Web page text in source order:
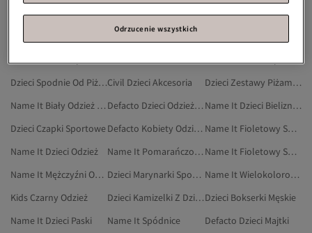
Dzieci Bielizna I Piżamy
Name It Dzieci Stroje Kąpielowe
Kids Beżowy Zestawy Dwuczęściowe
Dzieci Korki Piłkarskie
Dzieci Spodnie Od PiżamyCivil Dzieci Akcesoria
Dzieci Zestawy Piżamowe
Name It Biały Odzież Sportowa
Defacto Dzieci Odzież Domowa
Name It Dzieci Bielizna I Piżamy
Dzieci Czapki Sportowe
Defacto Kobiety Odzież Domowa
Name It Fioletowy Swetry
Name It Dzieci Odzież
Name It Pomarańczowy Odzież
Name It Fioletowy Spodnie
Name It Mężczyźni Odzież
Dzieci Marynarki Sportowe
Name It Wielokolorowy Kombinezony I Ogrodniczki
Kids Czarny Odzież
Dzieci Kamizelki Z DzianinyDzieci Bokserki Męskie
Name It Dzieci Paski
Name It Spódnice
Defacto Dzieci Majtki
Odrzucenie wszystkich